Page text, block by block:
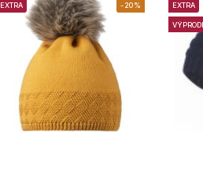
EXTRA -20% EXTRA